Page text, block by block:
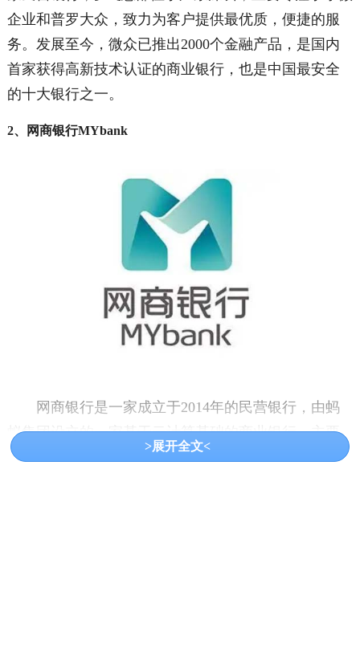
企业和普罗大众，致力为客户提供最优质，便捷的服
务。发展至今，微众已推出2000个金融产品，是国内
首家获得高新技术认证的商业银行，也是中国最安全
的十大银行之一。
2、网商银行MYbank
网商银行是一家成立于2014年的民营银行，由蚂
蚁集团设立的一家基于云计算基础的商业银行，主要
专注于网商经营服务。经过多年发展，网商银行拥有
>展开全文<